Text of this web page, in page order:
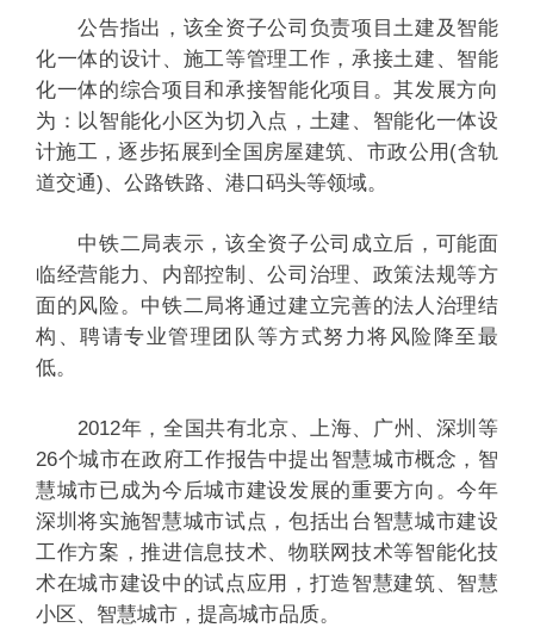
公告指出，该全资子公司负责项目土建及智能
化一体的设计、施工等管理工作，承接土建、智能
化一体的综合项目和承接智能化项目。其发展方向
为：以智能化小区为切入点，土建、智能化一体设
计施工，逐步拓展到全国房屋建筑、市政公用(含轨
道交通)、公路铁路、港口码头等领域。
中铁二局表示，该全资子公司成立后，可能面
临经营能力、内部控制、公司治理、政策法规等方
面的风险。中铁二局将通过建立完善的法人治理结
构、聘请专业管理团队等方式努力将风险降至最
低。
2012年，全国共有北京、上海、广州、深圳等
26个城市在政府工作报告中提出智慧城市概念，智
慧城市已成为今后城市建设发展的重要方向。今年
深圳将实施智慧城市试点，包括出台智慧城市建设
工作方案，推进信息技术、物联网技术等智能化技
术在城市建设中的试点应用，打造智慧建筑、智慧
小区、智慧城市，提高城市品质。